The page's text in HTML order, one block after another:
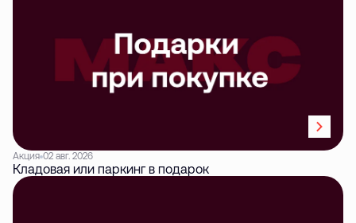
Акция 02 авг. 2026
Кладовая или паркинг в подарок